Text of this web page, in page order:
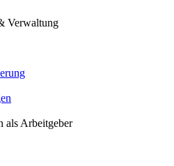
Verwaltung
als Arbeitgeber